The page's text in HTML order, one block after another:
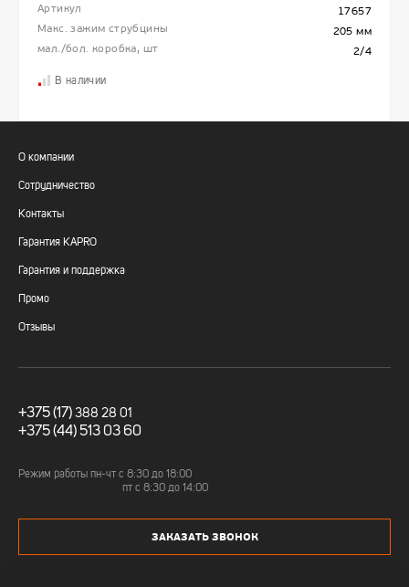
Артикул
17657
Макс. зажим струбцины
205 мм
мал./бол. коробка, шт
2/4
В наличии
О компании
Сотрудничество
Контакты
Гарантия KAPRO
Гарантия и поддержка
Промо
Отзывы
+375 (17) 388 28 01
+375 (44) 513 03 60
Режим работы пн-чт c 8:30 до 18:00
пт с 8:30 до 14:00
ЗАКАЗАТЬ ЗВОНОК